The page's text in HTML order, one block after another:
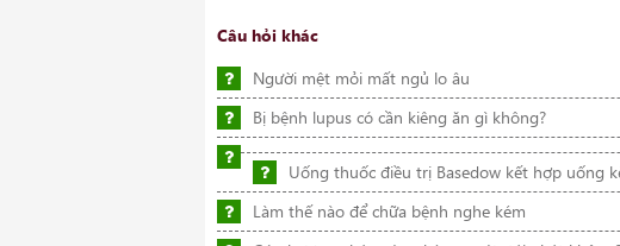
Câu hỏi khác
Người mệt mỏi mất ngủ lo âu
Bị bệnh lupus có cần kiêng ăn gì không?
Uống thuốc điều trị Basedow kết hợp uống
Làm thế nào để chữa bệnh nghe kém